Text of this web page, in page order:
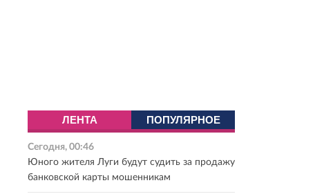
ЛЕНТА ПОПУЛЯРНОЕ
Сегодня, 00:46
Юного жителя Луги будут судить за продажу
банковской карты мошенникам